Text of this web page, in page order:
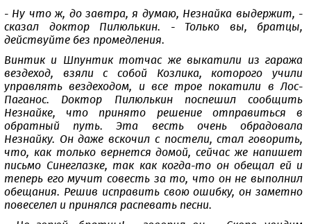
- Ну что ж, до завтра, я думаю, Незнайка выдержит, -
сказал доктор Пилюлькин. - Только вы, братцы,
действуйте без промедления.
Винтик и Шпунтик тотчас же выкатили из гаража
вездеход, взяли с собой Козлика, которого учили
управлять вездеходом, и все трое покатили в Лос-
Паганос. Доктор Пилюлькин поспешил сообщить
Незнайке, что принято решение отправиться в
обратный путь. Эта весть очень обрадовала
Незнайку. Он даже вскочил с постели, стал говорить,
что, как только вернется домой, сейчас же напишет
письмо Синеглазке, так как когда-то он обещал ей и
теперь его мучит совесть за то, что он не выполнил
обещания. Решив исправить свою ошибку, он заметно
повеселел и принялся распевать песни.